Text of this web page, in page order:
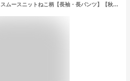
ペアパジャマ 綿100％スムースニットねこ柄【長袖・長パンツ】【秋春向き素材】着用しやすいニット素材です。【ギフト】【プレゼント】【メンズ・レディース】【送料無料】【ブライダルギフト】【結婚祝い】【父の日 母の日】